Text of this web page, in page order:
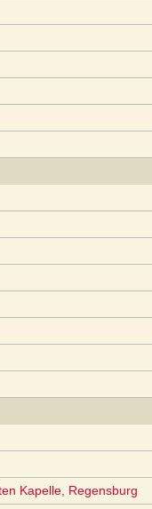
Kapelle, Regensburg